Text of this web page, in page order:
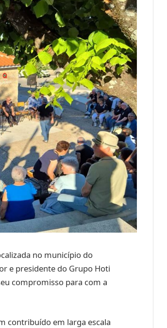
no município do
e presidente do Grupo Hoti
compromisso para com a
contribuído em larga escala